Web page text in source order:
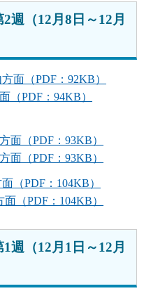
週（12月8日～12月
面（PDF：92KB）
PDF：94KB）
（PDF：93KB）
（PDF：93KB）
（PDF：104KB）
（PDF：104KB）
週（12月1日～12月